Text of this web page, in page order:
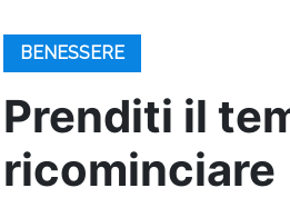
BENESSERE
Prenditi il
ricominciare